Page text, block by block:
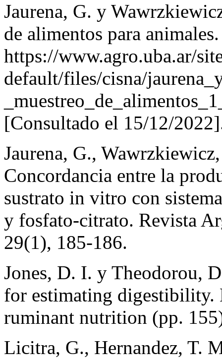
Jaurena, G. y
de alimentos para
https://www.agro.uba.ar/
default/files/cisna/
[Consultado el 15/12/
Jaurena, G.,
Concordancia entre la
sustrato in vitro con
y fosfato-citrato. Revista
29(1), 185-186.
Jones, D. I. y Theodorou,
for estimating digestibility.
ruminant nutrition (pp.
Licitra, G., Hernandez, T.